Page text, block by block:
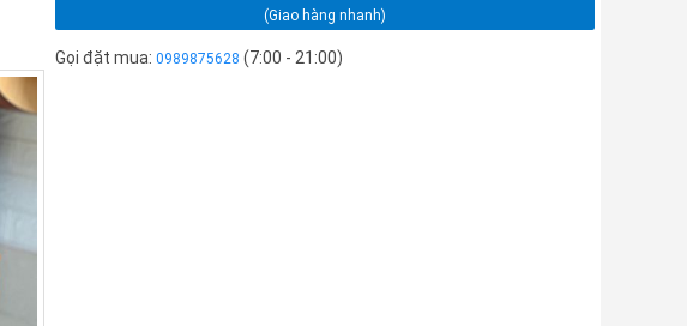
(Giao hàng nhanh)
Gọi đặt mua: 0989875628 (7:00 - 21:00)